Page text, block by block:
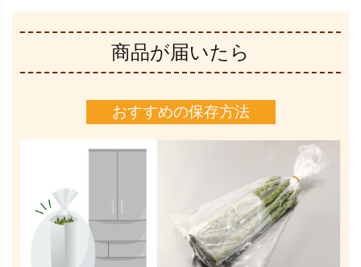
商品が届いたら
おすすめの保存方法